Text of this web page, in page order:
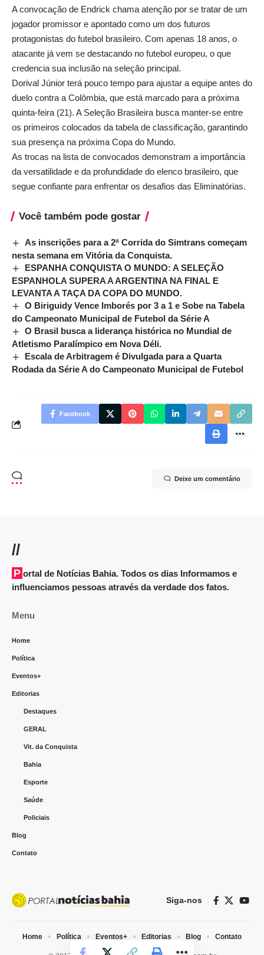
A convocação de Endrick chama atenção por se tratar de um
jogador promissor e apontado como um dos futuros
protagonistas do futebol brasileiro. Com apenas 18 anos, o
atacante já vem se destacando no futebol europeu, o que
credencia sua inclusão na seleção principal.
Dorival Júnior terá pouco tempo para ajustar a equipe antes do
duelo contra a Colômbia, que está marcado para a próxima
quinta-feira (21). A Seleção Brasileira busca manter-se entre
os primeiros colocados da tabela de classificação, garantindo
sua presença na próxima Copa do Mundo.
As trocas na lista de convocados demonstram a importância
da versatilidade e da profundidade do elenco brasileiro, que
segue confiante para enfrentar os desafios das Eliminatórias.
Você também pode gostar
As inscrições para a 2ª Corrida do Simtrans começam
nesta semana em Vitória da Conquista.
ESPANHA CONQUISTA O MUNDO: A SELEÇÃO
ESPANHOLA SUPERA A ARGENTINA NA FINAL E
LEVANTA A TAÇA DA COPA DO MUNDO.
O Biriguidy Vence Imborés por 3 a 1 e Sobe na Tabela
do Campeonato Municipal de Futebol da Série A
O Brasil busca a liderança histórica no Mundial de
Atletismo Paralímpico em Nova Déli.
Escala de Arbitragem é Divulgada para a Quarta
Rodada da Série A do Campeonato Municipal de Futebol
Facebook
Deixe um comentário
//
Portal de Notícias Bahia. Todos os dias Informamos e
influenciamos pessoas através da verdade dos fatos.
Menu
Home
Política
Eventos+
Editorias
Destaques
GERAL
Vit. da Conquista
Bahia
Esporte
Saúde
Policiais
Blog
Contato
Siga-nos
Home Política Eventos+ Editorias Blog Contato